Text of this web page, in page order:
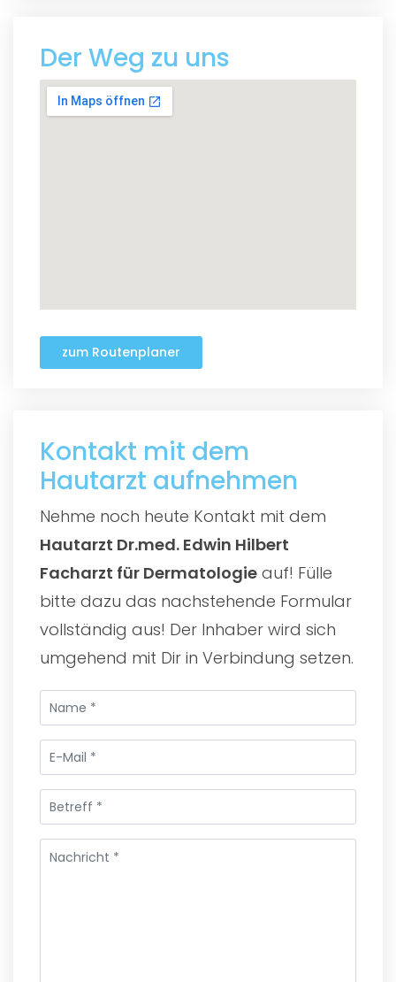
Der Weg zu uns
zum Routenplaner
Kontakt mit dem
Hautarzt aufnehmen
Nehme noch heute Kontakt mit dem
Hautarzt Dr.med. Edwin Hilbert
Facharzt für Dermatologie auf! Fülle
bitte dazu das nachstehende Formular
vollständig aus! Der Inhaber wird sich
umgehend mit Dir in Verbindung setzen.